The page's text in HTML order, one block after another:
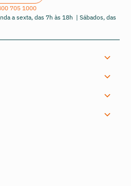
705 1000
a sexta, das 7h às 18h | Sábados, das